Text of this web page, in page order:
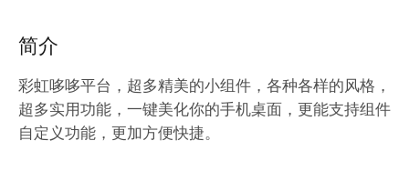
简介
彩虹哆哆平台，超多精美的小组件，各种各样的风格，
超多实用功能，一键美化你的手机桌面，更能支持组件
自定义功能，更加方便快捷。